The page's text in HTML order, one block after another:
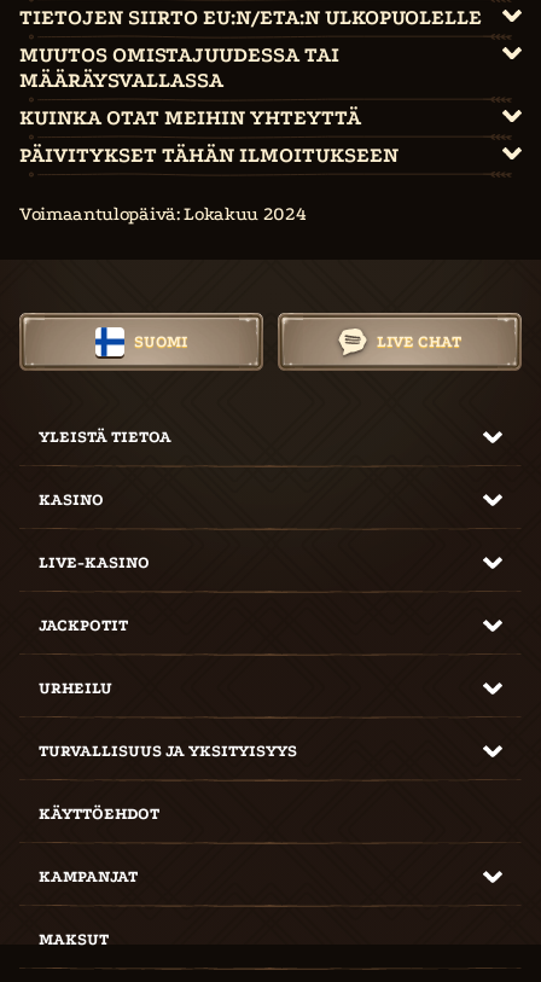
TIETOJEN SIIRTO EU:N/ETA:N ULKOPUOLELLE
MUUTOS OMISTAJUUDESSA TAI
MÄÄRÄYSVALLASSA
KUINKA OTAT MEIHIN YHTEYTTÄ
PÄIVITYKSET TÄHÄN ILMOITUKSEEN
Voimaantulopäivä: Lokakuu 2024
SUOMI LIVE CHAT
YLEISTÄ TIETOA
KASINO
LIVE-KASINO
JACKPOTIT
URHEILU
TURVALLISUUS JA YKSITYISYYS
KÄYTTÖEHDOT
KAMPANJAT
MAKSUT